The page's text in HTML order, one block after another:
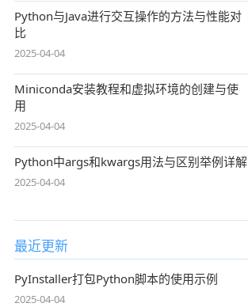
Python与Java进行交互操作的方法与性能对
比
2025-04-04
Miniconda安装教程和虚拟环境的创建与使
用
2025-04-04
Python中args和kwargs用法与区别举例详解
2025-04-04
最近更新
PyInstaller打包Python脚本的使用示例
2025-04-04